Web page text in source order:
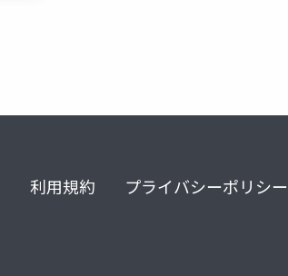
利用規約 プライバシーポリシー